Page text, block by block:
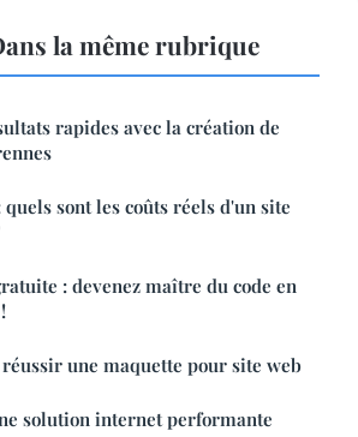
la même rubrique
rapides avec la création de
sont les coûts réels d'un site
: devenez maître du code en
une maquette pour site web
solution internet performante